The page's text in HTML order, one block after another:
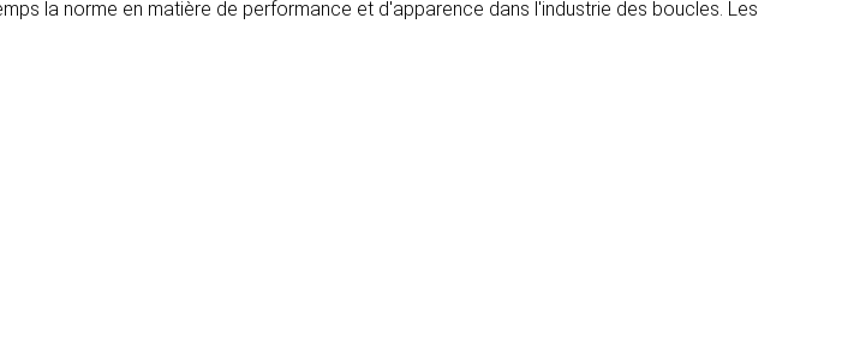
la norme en matière de performance et d'apparence dans l'industrie des boucles. Les